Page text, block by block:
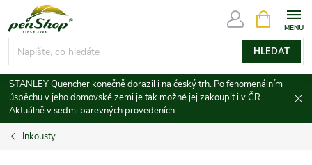
na
obsah
HLEDAT
NÁKUPNÍ
KOŠÍK
STANLEY Quencher konečně dorazil i na český trh. Po fenomenálním
úspěchu v jeho domovské zemi je tak možné jej zakoupit i v ČR.
Aktuálně v sedmi barevných provedeních.
Inkousty